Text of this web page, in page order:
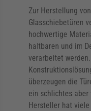
Zur Herstellung
Glasschiebetüren
hochwertige
haltbaren und im
verarbeitet
überzeugen die
ein schlichtes aber
Hersteller hat